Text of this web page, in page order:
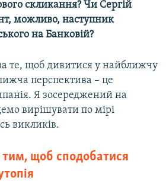
скликання? Чи Сергій
можливо, наступник
на Банковій?
те, щоб дивитися у найближчу
перспектива – це
Я зосереджений на
вирішувати по мірі
викликів.
тим, щоб сподобатися